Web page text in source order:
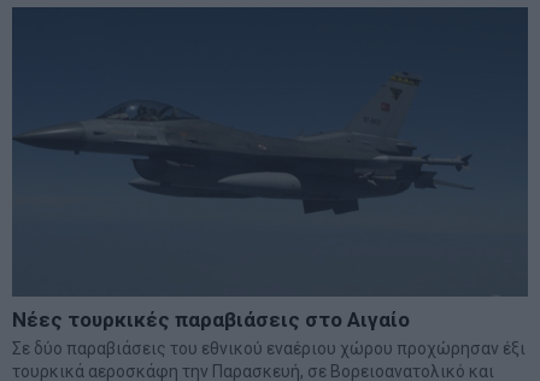
Νέες τουρκικές παραβιάσεις στο Αιγαίο
Σε δύο παραβιάσεις του εθνικού εναέριου χώρου προχώρησαν έξι
τουρκικά αεροσκάφη την Παρασκευή, σε Βορειοανατολικό και